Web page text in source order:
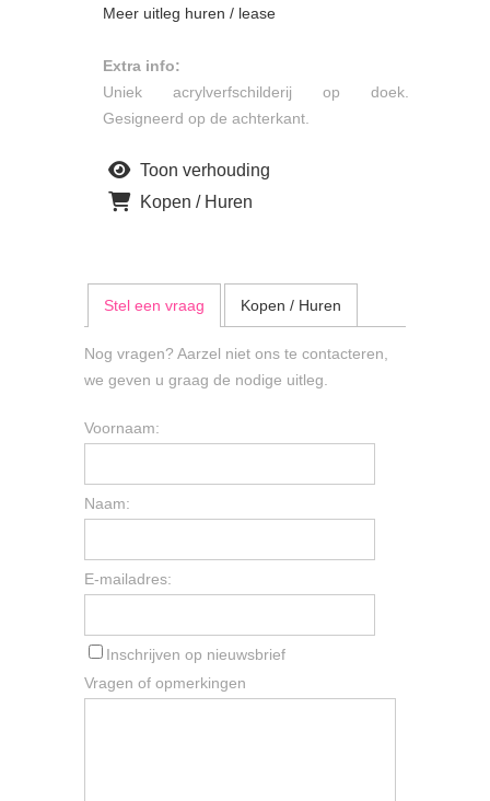
Meer uitleg huren / lease
Extra info:
Uniek acrylverfschilderij op doek.
Gesigneerd op de achterkant.
Toon verhouding
Kopen / Huren
Stel een vraag Kopen / Huren
Nog vragen? Aarzel niet ons te contacteren,
we geven u graag de nodige uitleg.
Voornaam:
Naam:
E-mailadres:
Inschrijven op nieuwsbrief
Vragen of opmerkingen